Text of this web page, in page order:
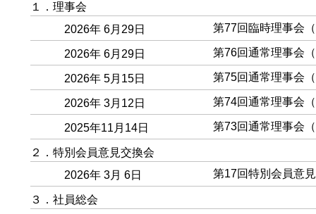
１．理事会
2026年 6月29日
第77回臨時理事会
2026年 6月29日 第76回通常理事会
2026年 5月15日 第75回通常理事会
2026年 3月12日 第74回通常理事会
2025年11月14日 第73回通常理事会
２．特別会員意見交換会
2026年 3月 6日
第17回特別会員意
３．社員総会